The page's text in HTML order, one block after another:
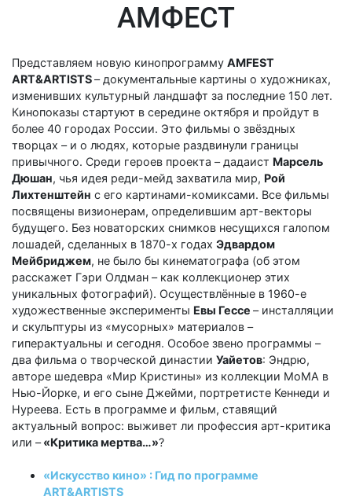
АМФЕСТ
Представляем новую кинопрограмму AMFEST
ART&ARTISTS– документальные картины о художниках,
изменивших культурный ландшафт за последние 150 лет.
Кинопоказы стартуют в середине октября и пройдут в
более 40 городах России. Это фильмы о звёздных
творцах – и о людях, которые раздвинули границы
привычного. Среди героев проекта – дадаист Марсель
Дюшан, чья идея реди-мейд захватила мир, Рой
Лихтенштейн с его картинами-комиксами. Все фильмы
посвящены визионерам, определившим арт-векторы
будущего. Без новаторских снимков несущихся галопом
лошадей, сделанных в 1870-х годах Эдвардом
Мейбриджем, не было бы кинематографа (об этом
расскажет Гэри Олдман – как коллекционер этих
уникальных фотографий). Осуществлённые в 1960-е
художественные эксперименты Евы Гессе – инсталляции
и скульптуры из «мусорных» материалов –
гиперактуальны и сегодня. Особое звено программы –
два фильма о творческой династии Уайетов: Эндрю,
авторе шедевра «Мир Кристины» из коллекции МоМА в
Нью-Йорке, и его сыне Джейми, портретисте Кеннеди и
Нуреева. Есть в программе и фильм, ставящий
актуальный вопрос: выживет ли профессия арт-критика
или –«Критика мертва…»?
«Искусство кино» : Гид по программе
ART&ARTISTS